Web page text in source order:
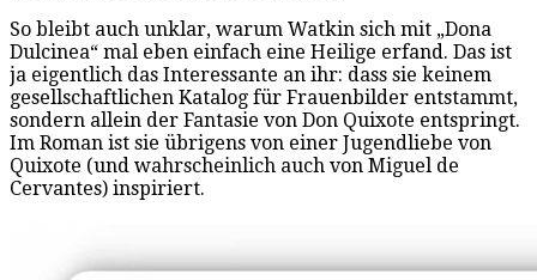
So bleibt auch unklar, warum Watkin sich mit „Dona
Dulcinea“ mal eben einfach eine Heilige erfand. Das ist
ja eigentlich das Interessante an ihr: dass sie keinem
gesellschaftlichen Katalog für Frauenbilder entstammt,
sondern allein der Fantasie von Don Quixote entspringt.
Im Roman ist sie übrigens von einer Jugendliebe von
Quixote (und wahrscheinlich auch von Miguel de
Cervantes) inspiriert.